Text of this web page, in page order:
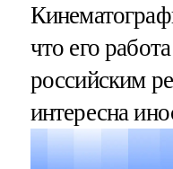
что его
российским
интересна